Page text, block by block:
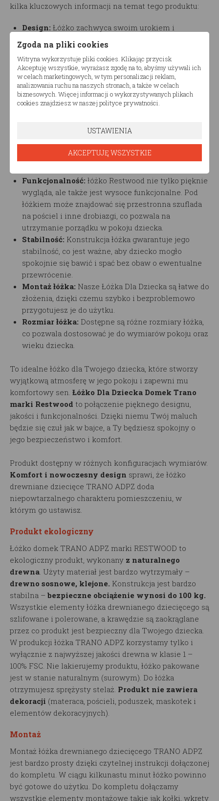
kilka kluczowych informacji na temat tego produktu:
Design: Łóżko zachwyca swoim urokiem i
oryginalnym designem. Zaprojektowane w formie
uroczego domku, które przeniesie Twoje dziecko w
magiczny świat przygód i marzeń.
Materiały najwyższej jakości:Producent dba o
jakość swoich produktów. Łóżko zostało wykonane
z solidnego drewna sosnowego, co gwarantuje
trwałość i bezpieczeństwo użytkowania.
wszystkie standardy bezpieczeństwa, co jest
szczególnie istotne przy produktach dla dzieci.
Wysokie boki zabezpieczają dziecko przed
Funkcjonalność: łóżko Restwood nie tylko pięknie
wygląda, ale także jest wysoce funkcjonalne. Pod
łóżkiem może znajdować się przestronna szuflada
na pościel i inne drobiazgi, co pozwala na
utrzymanie porządku w pokoju dziecka.
Stabilność: Konstrukcja łóżka gwarantuje jego
stabilność, co jest ważne, aby dziecko mogło
spokojnie się bawić i spać bez obaw o ewentualne
przewrócenie.
Montaż łóżka: Nasze Łóżka Dla Dziecka są łatwe do
złożenia, dzięki czemu szybko i bezproblemowo
przygotujesz je do użytku.
Rozmiar łóżka: Dostępne są różne rozmiary łóżka,
co pozwala dostosować je do wymiarów pokoju oraz
wieku dziecka.
To idealne łóżko dla Twojego dziecka, które stworzy
wyjątkową atmosferę w jego pokoju i zapewni mu
komfortowy sen. Łóżko Dla Dziecka Domek Trano
marki Restwood to połączenie pięknego designu,
jakości i funkcjonalności. Dzięki niemu Twój maluch
będzie się czuł jak w bajce, a Ty będziesz spokojny o
jego bezpieczeństwo i komfort.
Produkt dostępny w różnych konfiguracjach wymiarów.
Komfort i nowoczesny design sprawi, że łóżko
drewniane dziecięce TRANO ADPZ doda
niepowtarzalnego charakteru pomieszczeniu, w
którym go ustawisz.
Produkt ekologiczny
Łóżko domek TRANO ADPZ marki RESTWOOD to
ekologiczny produkt, wykonany z naturalnego
drewna. Użyty materiał jest bardzo wytrzymały –
drewno sosnowe, klejone. Konstrukcja jest bardzo
stabilna – bezpieczne obciążenie wynosi do 100 kg.
Wszystkie elementy łóżka drewnianego dziecięcego są
szlifowane i polerowane, a krawędzie są zaokrąglane
przez co produkt jest bezpieczny dla Twojego dziecka.
W produkcji łóżka TRANO ADPZ korzystamy tylko i
wyłącznie z najwyższej jakości drewna w klasie 1 –
100% FSC. Nie lakierujemy produktu, łóżko pakowane
jest w stanie naturalnym (surowym). Do łóżka
otrzymujesz sprężysty stelaż. Produkt nie zawiera
dekoracji (materaca, pościeli, poduszek, maskotek i
elementów dekoracyjnych).
Montaż
Montaż łóżka drewnianego dziecięcego TRANO ADPZ
jest bardzo prosty dzięki czytelnej instrukcji dołączonej
do kompletu. W ciągu kilkunastu minut łóżko powinno
być gotowe do użytku. Do kompletu dołączamy
wszystkie elementy montażowe takie jak kołki, wkręty
Zgoda na pliki cookies
Witryna wykorzystuje pliki cookies. Klikając przycisk
Akceptuję wszystkie, wyrażasz zgodę na to, abyśmy używali ich
w celach marketingowych, w tym personalizacji reklam,
analizowania ruchu na naszych stronach, a także w celach
biznesowych. Więcej informacji o wykorzystywanych plikach
cookies znajdziesz w naszej polityce prywatności.
USTAWIENIA
AKCEPTUJĘ WSZYSTKIE